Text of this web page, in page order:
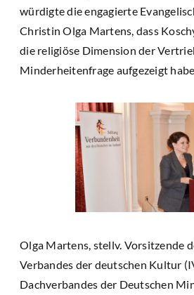
würdigte die engagierte
Christin Olga Martens, dass
die religiöse Dimension der
Minderheitenfrage aufgezeigt habe.
Olga Martens, stellv. Vorsitzende
Verbandes der deutschen Kultur
Dachverbandes der Deutschen